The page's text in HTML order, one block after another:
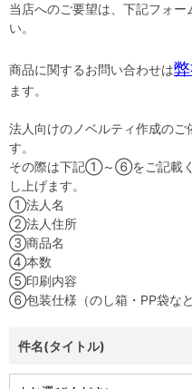
当店へのご要望は、下記フォ
い。
商品に関するお問い合わせは
ます。
法人向けのノベルティ作成のご
す。
その際は下記①～⑥をご記載く
し上げます。
①法人名
②法人住所
③商品名
④本数
⑤印刷内容
⑥包装仕様（のし箱・PP袋など
件名(タイトル)